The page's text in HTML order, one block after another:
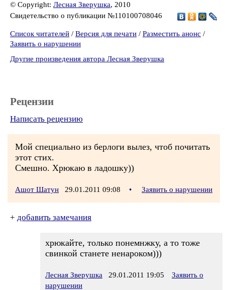
© Copyright: Лесная Зверушка, 2010
Свидетельство о публикации №110100708046
Список читателей / Версия для печати / Разместить анонс /
Заявить о нарушении
Другие произведения автора Лесная Зверушка
Рецензии
Написать рецензию
Мой специально из берлоги вылез, чтоб почитать
этот стих.
Смешно. Хрюкаю в ладошку))
Ашот Шатун 29.01.2011 09:08 • Заявить о нарушении
+ добавить замечания
хрюкайте, только понемнжку, а то тоже
свинкой станете ненароком)))
Лесная Зверушка 29.01.2011 19:05
Заявить о
нарушении